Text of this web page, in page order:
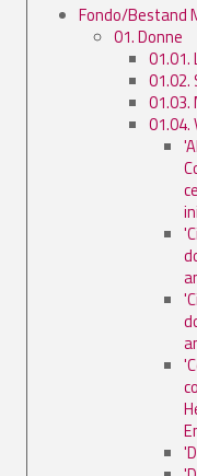
Fondo/Bestand
01. Donne
01.01.
01.02.
01.03.
01.04.